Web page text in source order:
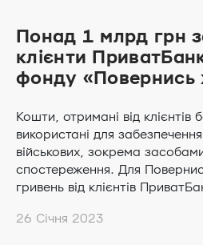
Понад 1 млрд грн
клієнти
фонду «Повернись
Кошти, отримані від клієнтів
використані для
військових, зокрема
спостереження. Для
гривень від клієнтів
26 Січня 2023